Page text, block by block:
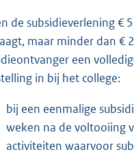
de subsidieverlening €
maar minder dan €
een
in bij het college:
bij een eenmalige
weken na de voltooiing
activiteiten waarvoor